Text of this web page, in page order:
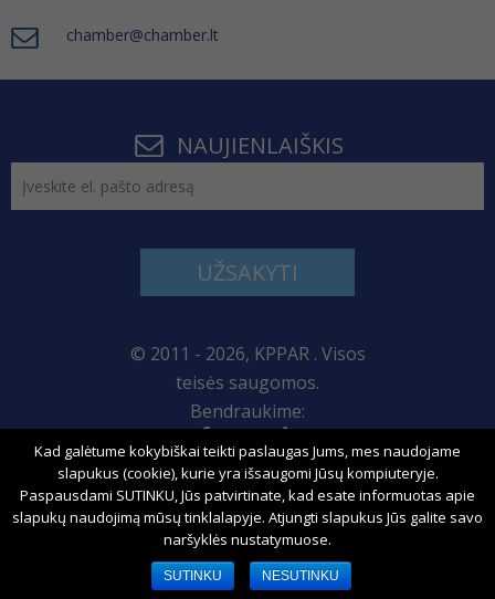
chamber@chamber.lt
NAUJIENLAIŠKIS
UŽSAKYTI
© 2011 - 2026, KPPAR . Visos
teisės saugomos.
Bendraukime:
Svetainės žemėlapis
Kad galėtume kokybiškai teikti paslaugas Jums, mes naudojame
slapukus (cookie), kurie yra išsaugomi Jūsų kompiuteryje.
Paspausdami SUTINKU, Jūs patvirtinate, kad esate informuotas apie
slapukų naudojimą mūsų tinklalapyje. Atjungti slapukus Jūs galite savo
naršyklės nustatymuose.
SUTINKU NESUTINKU